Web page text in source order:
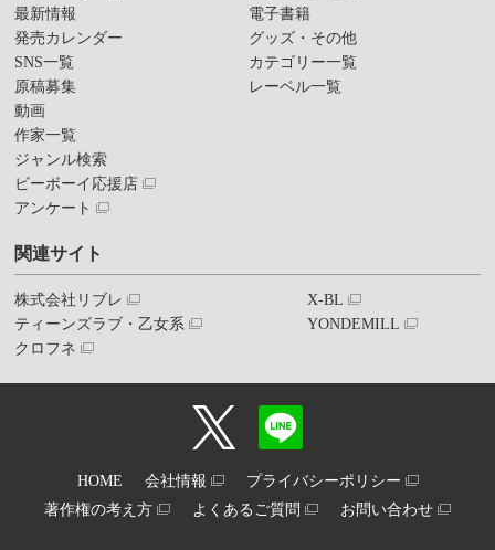
最新情報
発売カレンダー
SNS一覧
原稿募集
動画
作家一覧
ジャンル検索
ビーボーイ応援店
アンケート
電子書籍
グッズ・その他
カテゴリー一覧
レーベル一覧
関連サイト
株式会社リブレ
ティーンズラブ・乙女系
クロフネ
X-BL
YONDEMILL
HOME 会社情報
プライバシーポリシー
著作権の考え方
よくあるご質問 お問い合わせ